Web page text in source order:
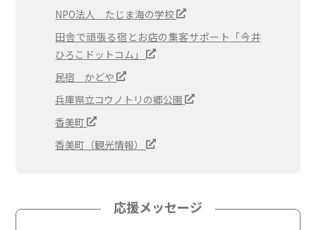
NPO法人 たじま海の学校
田舎で頑張る宿とお店の集客サポート「今井
ひろこドットコム」
民宿 かどや
兵庫県立コウノトリの郷公園
香美町
香美町（観光情報）
応援メッセージ